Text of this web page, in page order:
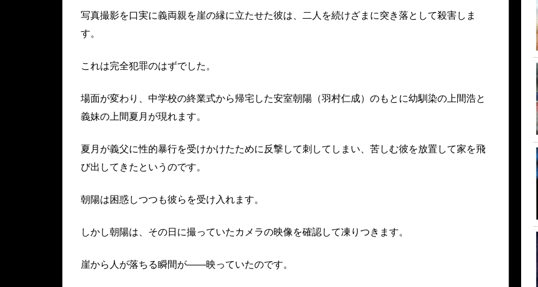
写真撮影を口実に義両親を崖の縁に立たせた彼は、二人を続けざまに突き落として殺害しま
す。
これは完全犯罪のはずでした。
場面が変わり、中学校の終業式から帰宅した安室朝陽（羽村仁成）のもとに幼馴染の上間浩と
義妹の上間夏月が現れます。
夏月が義父に性的暴行を受けかけたために反撃して刺してしまい、苦しむ彼を放置して家を飛
び出してきたというのです。
朝陽は困惑しつつも彼らを受け入れます。
しかし朝陽は、その日に撮っていたカメラの映像を確認して凍りつきます。
崖から人が落ちる瞬間が——映っていたのです。